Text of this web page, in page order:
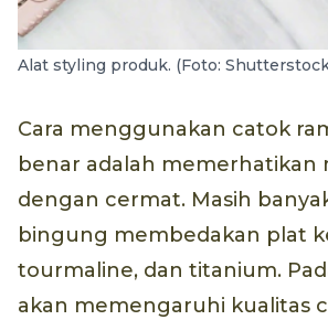
Alat styling produk. (Foto:
Cara menggunakan catok
benar adalah memerhatikan
dengan cermat. Masih
bingung membedakan plat
tourmaline, dan titanium.
akan memengaruhi kualitas